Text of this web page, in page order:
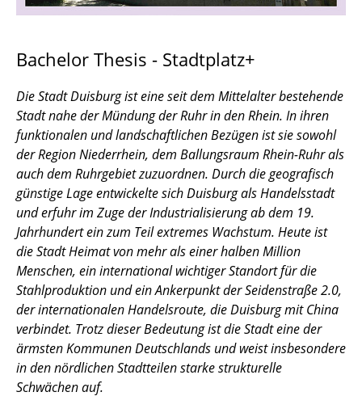
SP | Warnemünde - Schön hier, ne?
VL | Making City: Grundlagen des
zeitgenössischen Städtebaus
ISU Bibliothek
Bachelor Thesis - Stadtplatz+
Die Stadt Duisburg ist eine seit dem Mittelalter bestehende
Stadt nahe der Mündung der Ruhr in den Rhein. In ihren
funktionalen und landschaftlichen Bezügen ist sie sowohl
der Region Niederrhein, dem Ballungsraum Rhein-Ruhr als
auch dem Ruhrgebiet zuzuordnen. Durch die geografisch
günstige Lage entwickelte sich Duisburg als Handelsstadt
und erfuhr im Zuge der Industrialisierung ab dem 19.
Jahrhundert ein zum Teil extremes Wachstum. Heute ist
die Stadt Heimat von mehr als einer halben Million
Menschen, ein international wichtiger Standort für die
Stahlproduktion und ein Ankerpunkt der Seidenstraße 2.0,
der internationalen Handelsroute, die Duisburg mit China
verbindet. Trotz dieser Bedeutung ist die Stadt eine der
ärmsten Kommunen Deutschlands und weist insbesondere
in den nördlichen Stadtteilen starke strukturelle
Schwächen auf.